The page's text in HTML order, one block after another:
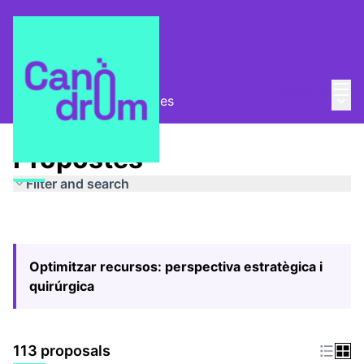
Pla Estratègic Propostes
Propostes
Filter and search
Optimitzar recursos: perspectiva estratègica i
quirúrgica
113 proposals